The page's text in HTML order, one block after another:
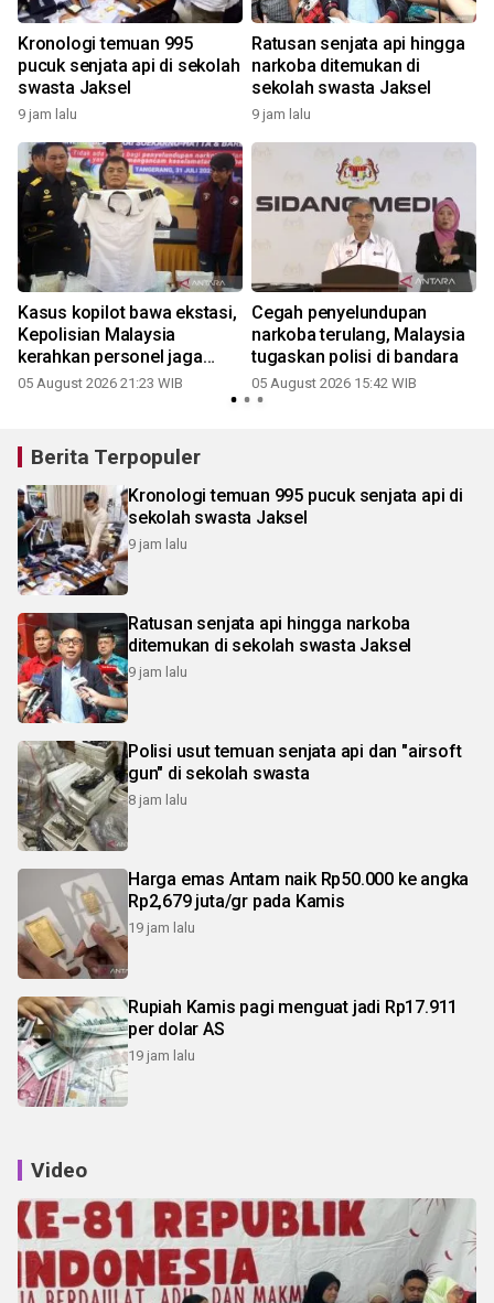
Kronologi temuan 995
pucuk senjata api di sekolah
swasta Jaksel
9 jam lalu
Ratusan senjata api hingga
narkoba ditemukan di
sekolah swasta Jaksel
9 jam lalu
Kasus kopilot bawa ekstasi,
Kepolisian Malaysia
kerahkan personel jaga
bandara
05 August 2026 21:23 WIB
Cegah penyelundupan
narkoba terulang, Malaysia
tugaskan polisi di bandara
05 August 2026 15:42 WIB
Berita Terpopuler
Kronologi temuan 995 pucuk senjata api di
sekolah swasta Jaksel
9 jam lalu
Ratusan senjata api hingga narkoba
ditemukan di sekolah swasta Jaksel
9 jam lalu
Polisi usut temuan senjata api dan "airsoft
gun" di sekolah swasta
8 jam lalu
Harga emas Antam naik Rp50.000 ke angka
Rp2,679 juta/gr pada Kamis
19 jam lalu
Rupiah Kamis pagi menguat jadi Rp17.911
per dolar AS
19 jam lalu
Video